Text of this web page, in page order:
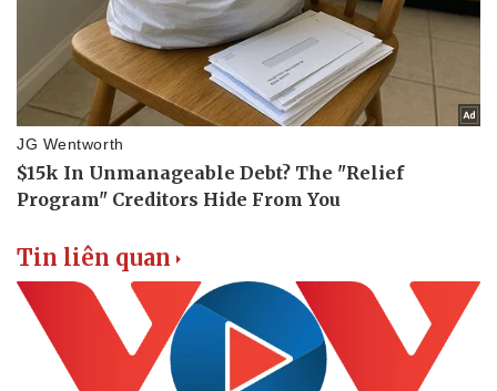
Văn hóa
Sân khấu - Điện ảnh
Văn học
Âm nhạc
Giải trí
Nghệ sĩ
Thời trang
Sao Việt
Tin liên quan